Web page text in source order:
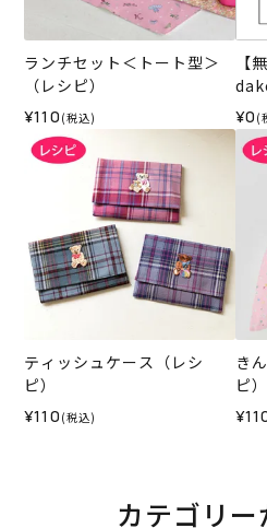
ランチセット＜トート型＞
（レシピ）
¥110 (税込)
【
バ
¥0 (
ティッシュケース（レシ
ピ）
¥110 (税込)
き
ピ）
カテゴリ